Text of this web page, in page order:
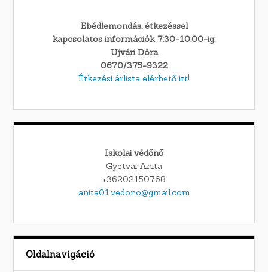
Ebédlemondás, étkezéssel
kapcsolatos információk 7:30-10:00-ig:
Ujvári Dóra
0670/375-9322
Étkezési árlista elérhető itt!
Iskolai védőnő
Gyetvai Anita
+36202150768
anita01.vedono@gmail.com
Oldalnavigáció